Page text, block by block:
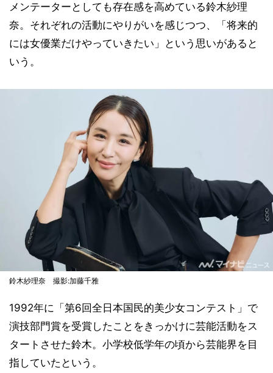
メンテーターとしても存在感を高めている鈴木紗理
奈。それぞれの活動にやりがいを感じつつ、「将来的
には女優業だけやっていきたい」という思いがあると
いう。
鈴木紗理奈 撮影:加藤千雅
1992年に「第6回全日本国民的美少女コンテスト」で
演技部門賞を受賞したことをきっかけに芸能活動をス
タートさせた鈴木。小学校低学年の頃から芸能界を目
指していたという。